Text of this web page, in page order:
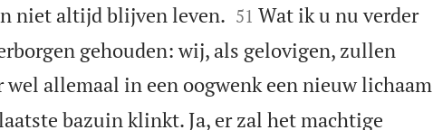
niet altijd blijven leven.
51 Wat ik u nu verder
gehouden: wij, als gelovigen, zullen
wel allemaal in een oogwenk een nieuw lichaam
bazuin klinkt. Ja, er zal het machtige